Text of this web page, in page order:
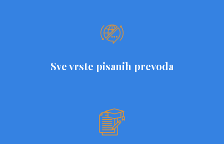
Sve vrste pisanih prevoda